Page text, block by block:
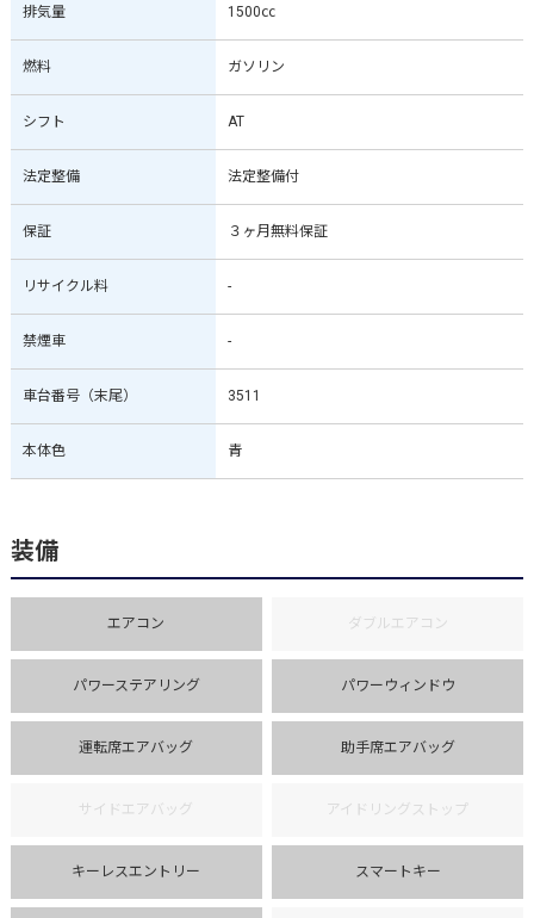
排気量 1500㏄
燃料 ガソリン
シフト AT
法定整備 法定整備付
保証 ３ヶ月無料保証
リサイクル料 -
禁煙車 -
車台番号（末尾） 3511
本体色 青
装備
エアコン ダブルエアコン
パワーステアリング パワーウィンドウ
運転席エアバッグ 助手席エアバッグ
サイドエアバッグ アイドリングストップ
キーレスエントリー スマートキー